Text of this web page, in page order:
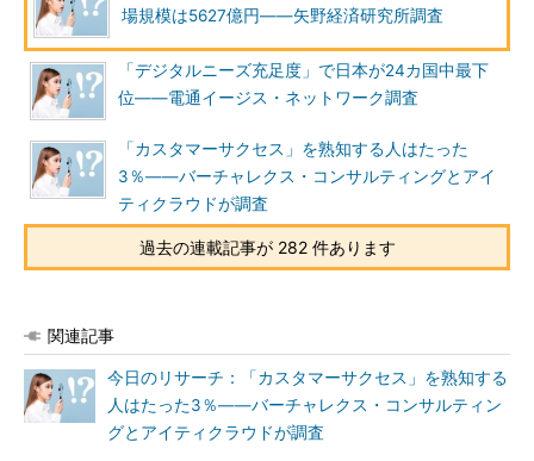
場規模は5627億円――矢野経済研究所調査
「デジタルニーズ充足度」で日本が24カ国中最下
位――電通イージス・ネットワーク調査
「カスタマーサクセス」を熟知する人はたった
3％――バーチャレクス・コンサルティングとアイ
ティクラウドが調査
過去の連載記事が 282 件あります
関連記事
今日のリサーチ：「カスタマーサクセス」を熟知する
人はたった3％――バーチャレクス・コンサルティン
グとアイティクラウドが調査